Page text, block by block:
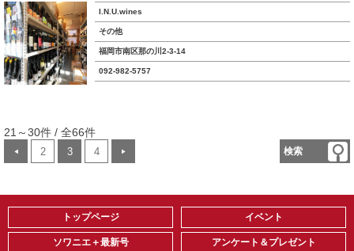
I.N.U.wines
その他
福岡市南区那の川2-3-14
092-982-5757
21～30件 / 全66件
検索
◀ 2 3 4 ▶
トップページ
ソワニエ＋最新号
イベント
アンケート＆プレゼント